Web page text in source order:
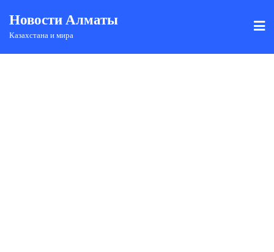
Новости Алматы
Казахстана и мира